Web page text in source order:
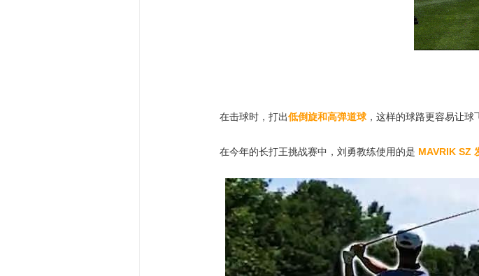
在击球时，打出低倒旋和高弹道球 ，这样的球路更容易让球
在今年的长打王挑战赛中，刘勇教练使用的是 MAVRIK SZ